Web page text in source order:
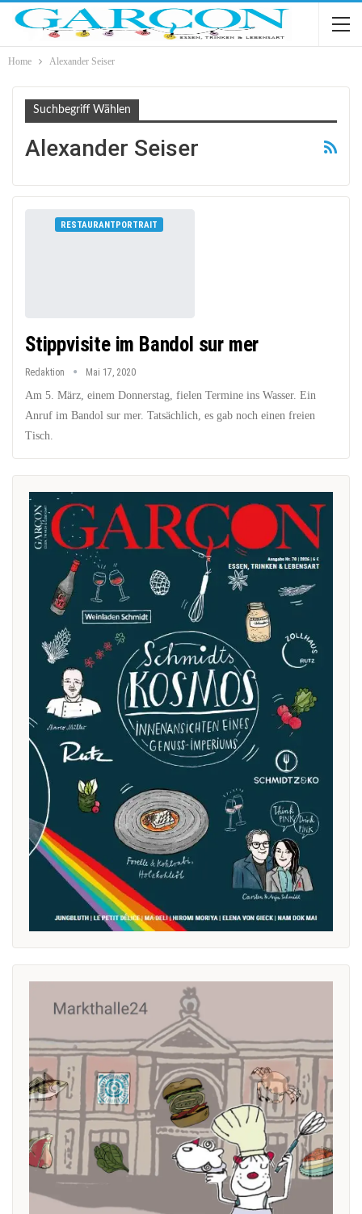
Home Alexander Seiser
Suchbegriff Wählen
Alexander Seiser
RESTAURANTPORTRAIT
Stippvisite im Bandol sur mer
Redaktion Mai 17, 2020
Am 5. März, einem Donnerstag, fielen Termine ins Wasser. Ein
Anruf im Bandol sur mer. Tatsächlich, es gab noch einen freien
Tisch.